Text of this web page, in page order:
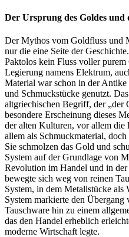
Der Ursprung des Goldes und
Der Mythos vom Goldfluss und
nur die eine Seite der
Paktolos kein Fluss voller
Legierung namens Elektrum,
Material war schon in der
und Schmuckstücke genutzt.
altgriechischen Begriff, der „der
besondere Erscheinung dieses
der alten Kulturen, vor allem
allem als Schmuckmaterial,
Sie schmolzen das Gold und
System auf der Grundlage von
Revolution im Handel und in
bewegte sich weg von reinen
System, in dem Metallstücke als
System markierte den
Tauschware hin zu einem
das den Handel erheblich
moderne Wirtschaft legte.